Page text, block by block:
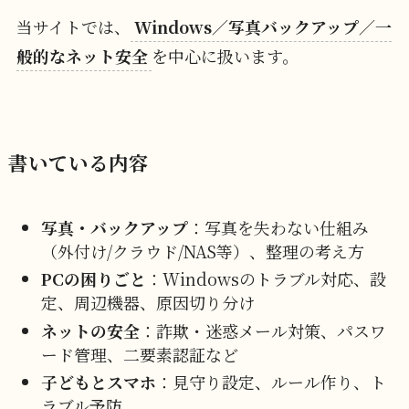
当サイトでは、
Windows／写真バックアップ／一
般的なネット安全 を中心に扱います。
書いている内容
写真・バックアップ：写真を失わない仕組み
（外付け/クラウド/NAS等）、整理の考え方
PCの困りごと ：Windowsのトラブル対応、設
定、周辺機器、原因切り分け
ネットの安全：詐欺・迷惑メール対策、パスワ
ード管理、二要素認証など
子どもとスマホ ：見守り設定、ルール作り、ト